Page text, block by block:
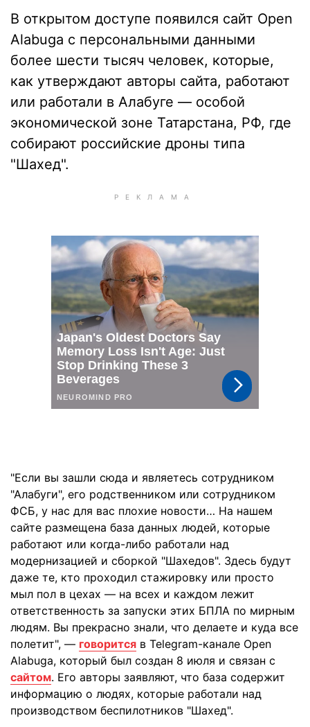
В открытом доступе появился сайт Open
Alabuga с персональными данными
более шести тысяч человек, которые,
как утверждают авторы сайта, работают
или работали в Алабуге — особой
экономической зоне Татарстана, РФ, где
собирают российские дроны типа
"Шахед".
"Если вы зашли сюда и являетесь сотрудником
"Алабуги", его родственником или сотрудником
ФСБ, у нас для вас плохие новости… На нашем
сайте размещена база данных людей, которые
работают или когда-либо работали над
модернизацией и сборкой "Шахедов". Здесь будут
даже те, кто проходил стажировку или просто
мыл пол в цехах — на всех и каждом лежит
ответственность за запуски этих БПЛА по мирным
людям. Вы прекрасно знали, что делаете и куда все
полетит", — говорится в Telegram-канале Open
Alabuga, который был создан 8 июля и связан с
сайтом. Его авторы заявляют, что база содержит
информацию о людях, которые работали над
производством беспилотников "Шахед".